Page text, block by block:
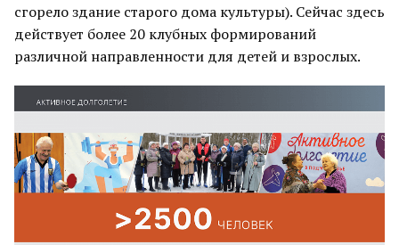
сгорело здание старого дома культуры). Сейчас здесь
действует более 20 клубных формирований
различной направленности для детей и взрослых.